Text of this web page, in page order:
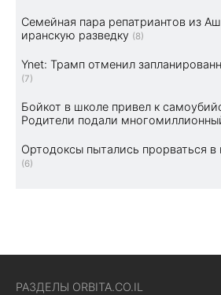
Семейная пара репатриантов из
иранскую разведку (8)
Ynet: Трамп отменил
(7)
Бойкот в школе привел к
Родители подали
Ортодоксы пытались прорваться
(6)
РАЗДЕЛЫ ORBITA.CO.IL